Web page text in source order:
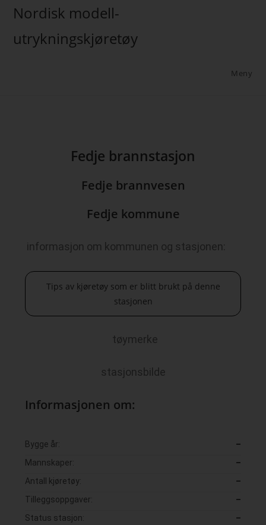
Nordisk modell-
utrykningskjøretøy
Meny
Fedje brannstasjon
Fedje brannvesen
Fedje kommune
informasjon om kommunen og stasjonen:
Tips av kjøretøy som er blitt brukt på denne
stasjonen
tøymerke
stasjonsbilde
Informasjonen om:
Bygge år:
–
Mannskaper:
–
Antall kjøretøy:
–
Tilleggsoppgaver:
–
Status stasjon:
–